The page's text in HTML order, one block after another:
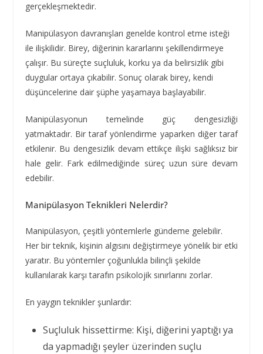
gerçekleşmektedir.
Manipülasyon davranışları genelde kontrol etme isteği
ile ilişkilidir. Birey, diğerinin kararlarını şekillendirmeye
çalışır. Bu süreçte suçluluk, korku ya da belirsizlik gibi
duygular ortaya çıkabilir. Sonuç olarak birey, kendi
düşüncelerine dair şüphe yaşamaya başlayabilir.
Manipülasyonun temelinde güç dengesizliği
yatmaktadır. Bir taraf yönlendirme yaparken diğer taraf
etkilenir. Bu dengesizlik devam ettikçe ilişki sağlıksız bir
hale gelir. Fark edilmediğinde süreç uzun süre devam
edebilir.
Manipülasyon Teknikleri Nelerdir?
Manipülasyon, çeşitli yöntemlerle gündeme gelebilir.
Her bir teknik, kişinin algısını değiştirmeye yönelik bir etki
yaratır. Bu yöntemler çoğunlukla bilinçli şekilde
kullanılarak karşı tarafın psikolojik sınırlarını zorlar.
En yaygın teknikler şunlardır:
Suçluluk hissettirme: Kişi, diğerini yaptığı ya
da yapmadığı şeyler üzerinden suçlu